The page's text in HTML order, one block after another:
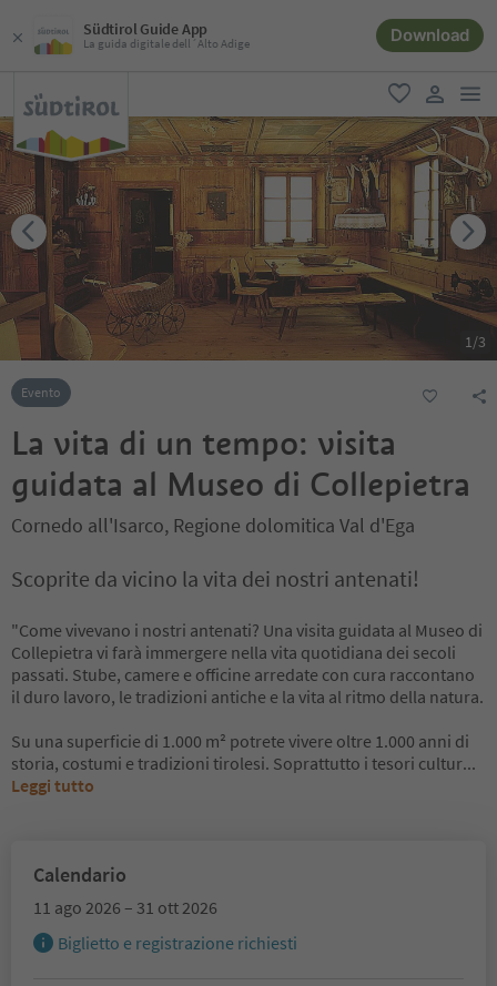
Südtirol Guide App
La guida digitale dell´Alto Adige Download
favoriti
user link
1/3
Evento
La vita di un tempo: visita
guidata al Museo di Collepietra
Cornedo all'Isarco, Regione dolomitica Val d'Ega
Scoprite da vicino la vita dei nostri antenati!
"Come vivevano i nostri antenati? Una visita guidata al Museo di
Collepietra vi farà immergere nella vita quotidiana dei secoli
passati. Stube, camere e officine arredate con cura raccontano
il duro lavoro, le tradizioni antiche e la vita al ritmo della natura.
Su una superficie di 1.000 m² potrete vivere oltre 1.000 anni di
storia, costumi e tradizioni tirolesi. Soprattutto i tesori cultur...
Leggi tutto
Calendario
11 ago 2026 – 31 ott 2026
Biglietto e registrazione richiesti